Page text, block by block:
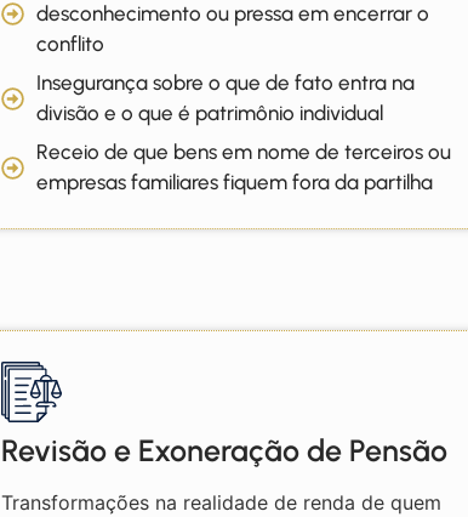
desconhecimento ou pressa em encerrar o
conflito
Insegurança sobre o que de fato entra na
divisão e o que é patrimônio individual
Receio de que bens em nome de terceiros ou
empresas familiares fiquem fora da partilha
Revisão e Exoneração de Pensão
Transformações na realidade de renda de quem